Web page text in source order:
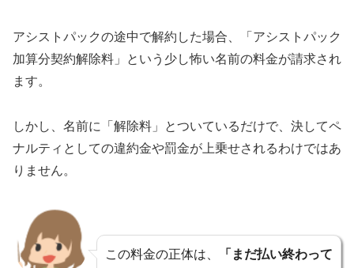
アシストパックの途中で解約した場合、「アシストパック
加算分契約解除料」という少し怖い名前の料金が請求され
ます。
しかし、名前に「解除料」とついているだけで、決してペ
ナルティとしての違約金や罰金が上乗せされるわけではあ
りません。
この料金の正体は、
「まだ払い終わって